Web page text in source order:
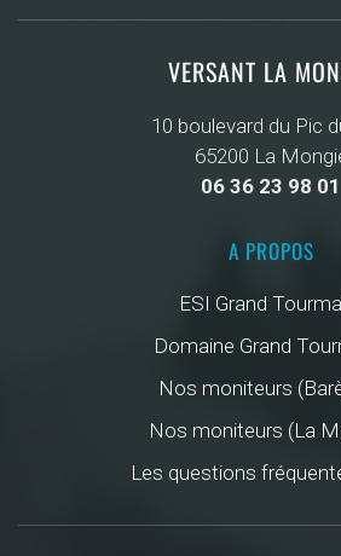
VERSANT LA
10 boulevard du Pic
65200 La
06 36 23 98 01
A PROPOS
ESI Grand
Domaine Grand
Nos moniteurs
Nos moniteurs (La
Les questions